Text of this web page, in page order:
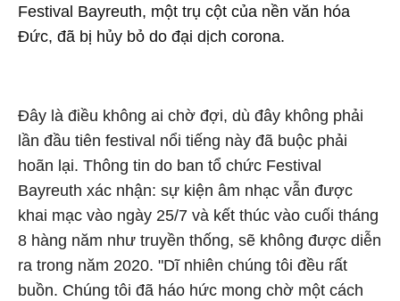
Festival Bayreuth, một trụ cột của nền văn hóa
Đức, đã bị hủy bỏ do đại dịch corona.
Đây là điều không ai chờ đợi, dù đây không phải
lần đầu tiên festival nổi tiếng này đã buộc phải
hoãn lại. Thông tin do ban tổ chức Festival
Bayreuth xác nhận: sự kiện âm nhạc vẫn được
khai mạc vào ngày 25/7 và kết thúc vào cuối tháng
8 hàng năm như truyền thống, sẽ không được diễn
ra trong năm 2020. "Dĩ nhiên chúng tôi đều rất
buồn. Chúng tôi đã háo hức mong chờ một cách